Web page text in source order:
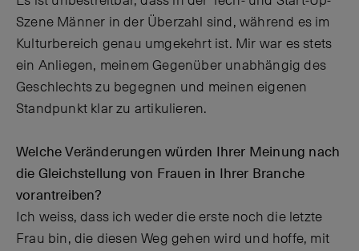
Szene Männer in der Überzahl sind, während es im
Kulturbereich genau umgekehrt ist. Mir war es stets
ein Anliegen, meinem Gegenüber unabhängig des
Geschlechts zu begegnen und meinen eigenen
Standpunkt klar zu artikulieren.
Welche Veränderungen würden Ihrer Meinung nach
die Gleichstellung von Frauen in Ihrer Branche
vorantreiben?
Ich weiss, dass ich weder die erste noch die letzte
Frau bin, die diesen Weg gehen wird und hoffe, mit